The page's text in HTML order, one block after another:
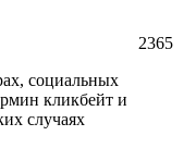
социальных
кликбейт и
случаях
2365